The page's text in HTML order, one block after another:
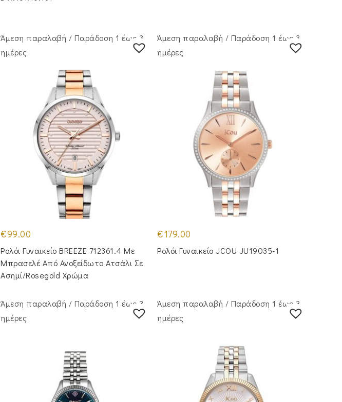
Άμεση παραλαβή / Παράδoση 1 έως 3
ημέρες
€99.00
Ρολόι Γυναικείο BREEZE 712361.4 Με
Μπρασελέ Από Ανοξείδωτο Ατσάλι Σε
Ασημί/Rosegold Χρώμα
Άμεση παραλαβή / Παράδoση 1 έως 3
ημέρες
€179.00
Ρολόι Γυναικείο JCOU JU19035-1
Άμεση παραλαβή / Παράδoση 1 έως 3
ημέρες
Άμεση παραλαβή / Παράδoση 1 έως 3
ημέρες